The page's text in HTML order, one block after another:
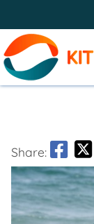
Share: